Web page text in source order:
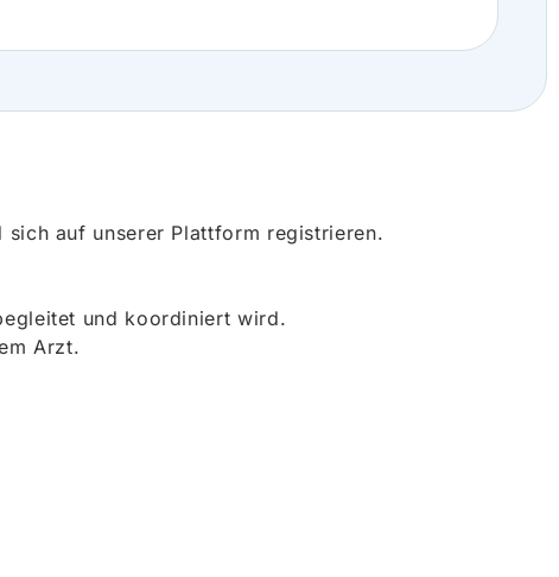
sich auf unserer Plattform registrieren.
und koordiniert wird.
Arzt.